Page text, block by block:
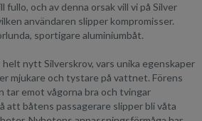
fullo, och av denna orsak vill vi på Silver
användaren slipper kompromisser.
sportigare aluminiumbåt.
helt nytt Silverskrov, vars unika egenskaper
mjukare och tystare på vattnet. Förens
tar emot vågorna bra och tvingar
att båtens passagerare slipper bli våta